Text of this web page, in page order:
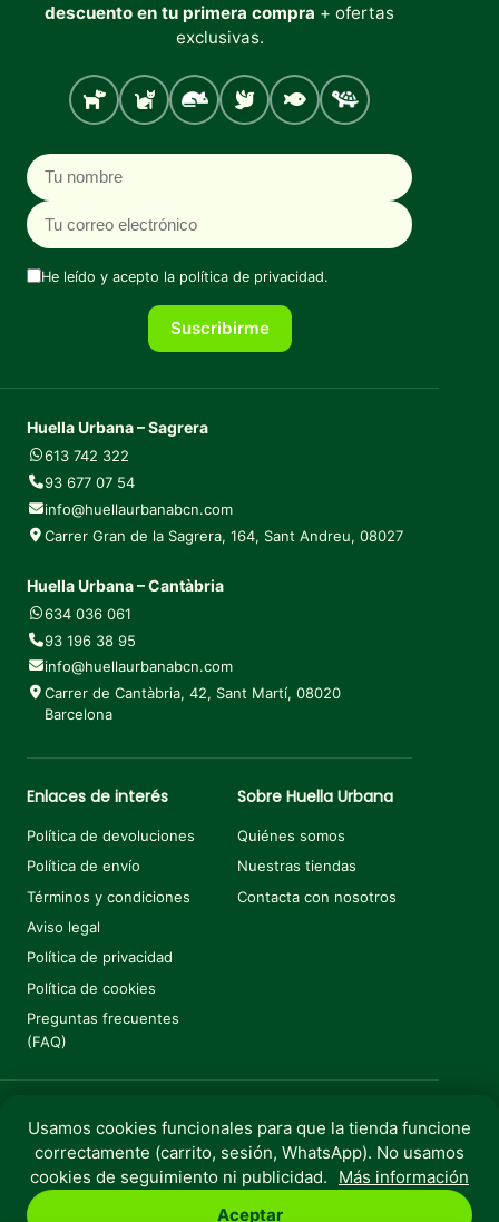
descuento en tu primera compra + ofertas
exclusivas.
Perro Gato Roedores
Aves PecesTortugas
Nombre
Correo electrónico
He leído y acepto la política de privacidad.
Suscribirme
Huella Urbana – Sagrera
613 742 322
93 677 07 54
info@huellaurbanabcn.com
Carrer Gran de la Sagrera, 164, Sant Andreu, 08027
Huella Urbana – Cantàbria
634 036 061
93 196 38 95
info@huellaurbanabcn.com
Carrer de Cantàbria, 42, Sant Martí, 08020
Barcelona
Enlaces de interés
Política de devoluciones
Política de envío
Términos y condiciones
Aviso legal
Política de privacidad
Política de cookies
Preguntas frecuentes
(FAQ)
Sobre Huella Urbana
Quiénes somos
Nuestras tiendas
Contacta con nosotros
Copyright © 2025 Huella Urbana. Todos los derechos
reservados.
Perro PecesRebajas
Usamos cookies funcionales para que la tienda funcione
correctamente (carrito, sesión, WhatsApp). No usamos
cookies de seguimiento ni publicidad.
Más información
Aceptar
€4,99 Añadir al carrito